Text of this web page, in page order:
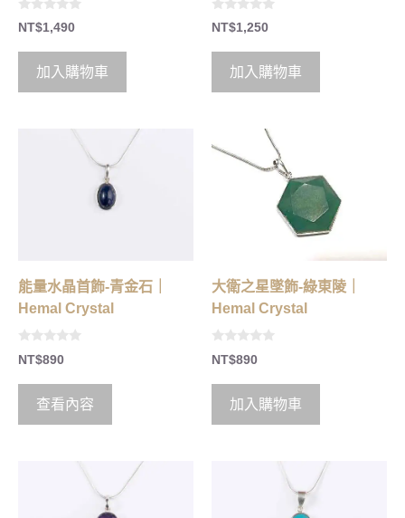
0
o
5
NT$1,490
加入購物車
0
o
5
NT$1,250
加入購物車
能量水晶首飾-青金石｜
Hemal Crystal
0
o
t
5
NT$890
查看內容
大衛之星墜飾-綠東陵｜
Hemal Crystal
0
o
t
5
NT$890
加入購物車